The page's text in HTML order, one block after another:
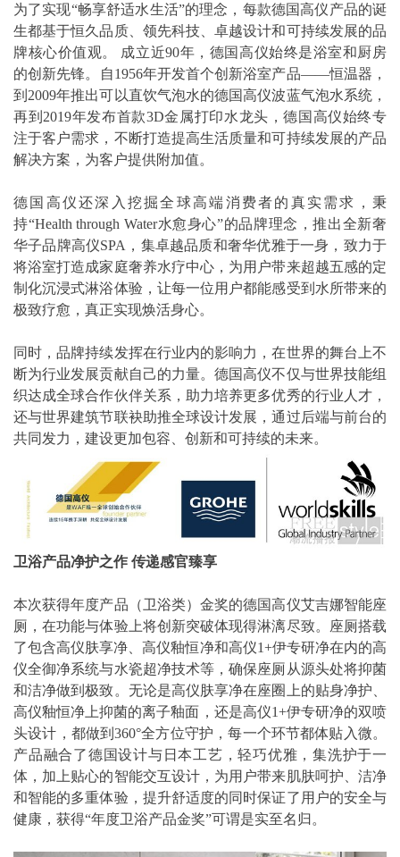
为了实现“畅享舒适水生活”的理念，每款德国高仪产品的诞
生都基于恒久品质、领先科技、卓越设计和可持续发展的品
牌核心价值观。 成立近90年，德国高仪始终是浴室和厨房
的创新先锋。自1956年开发首个创新浴室产品——恒温器，
到2009年推出可以直饮气泡水的德国高仪波蓝气泡水系统，
再到2019年发布首款3D金属打印水龙头，德国高仪始终专
注于客户需求，不断打造提高生活质量和可持续发展的产品
解决方案，为客户提供附加值。
德国高仪还深入挖掘全球高端消费者的真实需求，秉
持“Health through Water水愈身心”的品牌理念，推出全新奢
华子品牌高仪SPA，集卓越品质和奢华优雅于一身，致力于
将浴室打造成家庭奢养水疗中心，为用户带来超越五感的定
制化沉浸式淋浴体验，让每一位用户都能感受到水所带来的
极致疗愈，真正实现焕活身心。
同时，品牌持续发挥在行业内的影响力，在世界的舞台上不
断为行业发展贡献自己的力量。德国高仪不仅与世界技能组
织达成全球合作伙伴关系，助力培养更多优秀的行业人才，
还与世界建筑节联袂助推全球设计发展，通过后端与前台的
共同发力，建设更加包容、创新和可持续的未来。
卫浴产品净护之作 传递感官臻享
本次获得年度产品（卫浴类）金奖的德国高仪艾吉娜智能座
厕，在功能与体验上将创新突破体现得淋漓尽致。座厕搭载
了包含高仪肤享净、高仪釉恒净和高仪1+伊专研净在内的高
仪全御净系统与水瓷超净技术等，确保座厕从源头处将抑菌
和洁净做到极致。无论是高仪肤享净在座圈上的贴身净护、
高仪釉恒净上抑菌的离子釉面，还是高仪1+伊专研净的双喷
头设计，都做到360°全方位守护，每一个环节都体贴入微。
产品融合了德国设计与日本工艺，轻巧优雅，集洗护于一
体，加上贴心的智能交互设计，为用户带来肌肤呵护、洁净
和智能的多重体验，提升舒适度的同时保证了用户的安全与
健康，获得“年度卫浴产品金奖”可谓是实至名归。